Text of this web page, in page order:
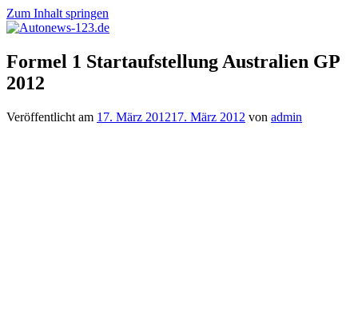
Zum Inhalt springen
Autonews-
123.de
Autonews
mit
Charme
Formel 1 Startaufstellung Australien GP
2012
Veröffentlicht am 17. März 201217. März 2012 von admin